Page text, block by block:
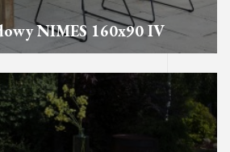
NIMES 160x90 IV